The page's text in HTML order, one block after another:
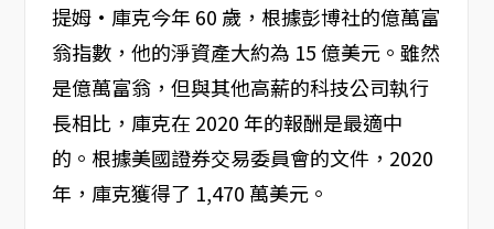
提姆·庫克今年 60 歲，根據彭博社的億萬富
翁指數，他的淨資產大約為 15 億美元。雖然
是億萬富翁，但與其他高薪的科技公司執行
長相比，庫克在 2020 年的報酬是最適中
的。根據美國證券交易委員會的文件，2020
年，庫克獲得了 1,470 萬美元。